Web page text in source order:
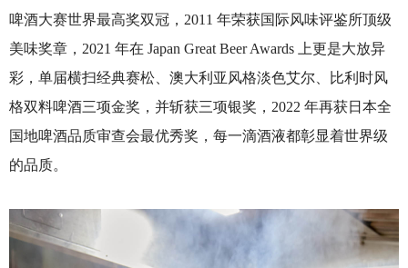
啤酒大赛世界最高奖双冠，2011 年荣获国际风味评鉴所顶级
美味奖章，2021 年在 Japan Great Beer Awards 上更是大放异
彩，单届横扫经典赛松、澳大利亚风格淡色艾尔、比利时风
格双料啤酒三项金奖，并斩获三项银奖，2022 年再获日本全
国地啤酒品质审查会最优秀奖，每一滴酒液都彰显着世界级
的品质。